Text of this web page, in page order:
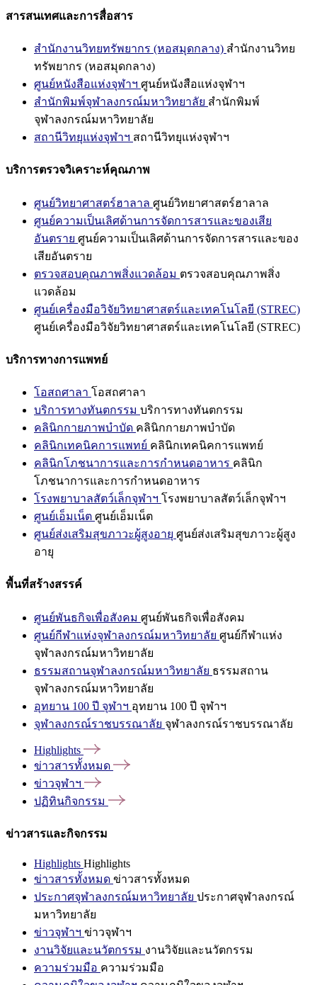
สารสนเทศและการสื่อสาร
สำนักงานวิทยทรัพยากร (หอสมุดกลาง) สำนักงานวิทย
ทรัพยากร (หอสมุดกลาง)
ศูนย์หนังสือแห่งจุฬาฯ ศูนย์หนังสือแห่งจุฬาฯ
สำนักพิมพ์จุฬาลงกรณ์มหาวิทยาลัย สำนักพิมพ์
จุฬาลงกรณ์มหาวิทยาลัย
สถานีวิทยุแห่งจุฬาฯ สถานีวิทยุแห่งจุฬาฯ
บริการตรวจวิเคราะห์คุณภาพ
ศูนย์วิทยาศาสตร์ฮาลาล ศูนย์วิทยาศาสตร์ฮาลาล
ศูนย์ความเป็นเลิศด้านการจัดการสารและของเสีย
อันตราย ศูนย์ความเป็นเลิศด้านการจัดการสารและของ
เสียอันตราย
ตรวจสอบคุณภาพสิ่งแวดล้อม ตรวจสอบคุณภาพสิ่ง
แวดล้อม
ศูนย์เครื่องมือวิจัยวิทยาศาสตร์และเทคโนโลยี (STREC)
ศูนย์เครื่องมือวิจัยวิทยาศาสตร์และเทคโนโลยี (STREC)
บริการทางการแพทย์
โอสถศาลา โอสถศาลา
บริการทางทันตกรรม บริการทางทันตกรรม
คลินิกกายภาพบำบัด คลินิกกายภาพบำบัด
คลินิกเทคนิคการแพทย์ คลินิกเทคนิคการแพทย์
คลินิกโภชนาการและการกำหนดอาหาร คลินิก
โภชนาการและการกำหนดอาหาร
โรงพยาบาลสัตว์เล็กจุฬาฯ โรงพยาบาลสัตว์เล็กจุฬาฯ
ศูนย์เอ็มเน็ต ศูนย์เอ็มเน็ต
ศูนย์ส่งเสริมสุขภาวะผู้สูงอายุ ศูนย์ส่งเสริมสุขภาวะผู้สูง
อายุ
พื้นที่สร้างสรรค์
ศูนย์พันธกิจเพื่อสังคม ศูนย์พันธกิจเพื่อสังคม
ศูนย์กีฬาแห่งจุฬาลงกรณ์มหาวิทยาลัย ศูนย์กีฬาแห่ง
จุฬาลงกรณ์มหาวิทยาลัย
ธรรมสถานจุฬาลงกรณ์มหาวิทยาลัย ธรรมสถาน
จุฬาลงกรณ์มหาวิทยาลัย
อุทยาน 100 ปี จุฬาฯ อุทยาน 100 ปี จุฬาฯ
จุฬาลงกรณ์ราชบรรณาลัย จุฬาลงกรณ์ราชบรรณาลัย
Highlights
ข่าวสารทั้งหมด
ข่าวจุฬาฯ
ปฏิทินกิจกรรม
ข่าวสารและกิจกรรม
Highlights Highlights
ข่าวสารทั้งหมด ข่าวสารทั้งหมด
ประกาศจุฬาลงกรณ์มหาวิทยาลัย ประกาศจุฬาลงกรณ์
มหาวิทยาลัย
ข่าวจุฬาฯ ข่าวจุฬาฯ
งานวิจัยและนวัตกรรม งานวิจัยและนวัตกรรม
ความร่วมมือ ความร่วมมือ